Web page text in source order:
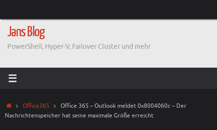
springen
Jans Blog
PowerShell, Hyper-V, Failover Cluster und mehr
StartOffice365
Office 365 – Outlook meldet 0x8004060c – Der
Nachrichtenspeicher hat seine maximale Größe erreicht